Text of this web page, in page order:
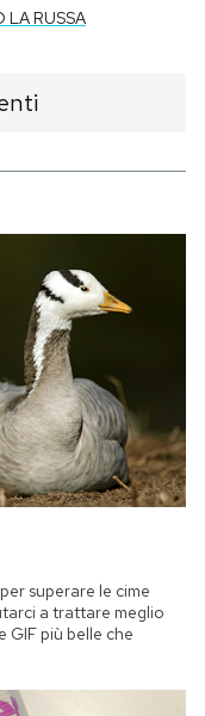
LA RUSSA
superare le cime
a trattare meglio
GIF più belle che